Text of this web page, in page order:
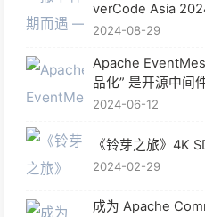
verCode Asia
2024-08-29
Apache
品化” 是开源中间
2024-06-12
《铃芽之旅》4K
2024-02-29
成为 Apache